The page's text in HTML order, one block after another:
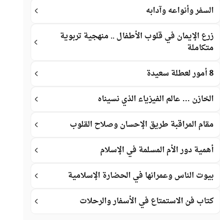
السفر وأنواعه وآدابه
زرع الإيمان في قلوب الأطفال .. منهجية تربوية
متكاملة
8 أمور لعطلة سعيدة
الخازن … عالم الفيزياء الذي نسيناه
مقام المراقبة طريق الإحسان وصلاح القلوب
أهمية دور الأم المسلمة في الإسلام
بيوت الناس وعمرانها في الحضارة الإسلامية
كتاب فن الاستمتاع في الأسفار والرحلات